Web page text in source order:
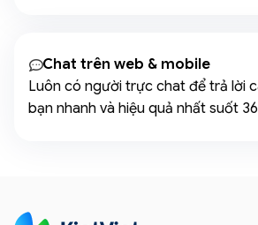
Chat trên web & mobile
Luôn có người trực chat để trả lời
bạn nhanh và hiệu quả nhất suốt